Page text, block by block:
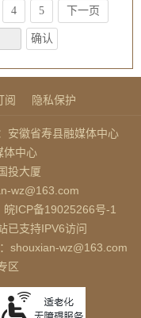
4 5 下一页
确认
阅 隐私保护
安徽省寿县融媒体中心
体中心
投大厦
wz@163.com
皖ICP备19025266号-1
已支持IPV6访问
shouxian-wz@163.com
区